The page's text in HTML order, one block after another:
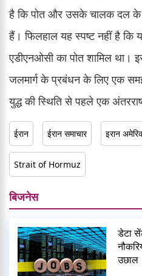
है कि पोत और उसके चालक दल के
हैं। फिलहाल यह स्पष्ट नहीं है कि
एडीएनओसी का पोत शामिल था।
जलमार्ग के प्रबंधन के लिए एक
युद्ध की स्थिति से पहले एक
ईरान ईरान समाचार इरान
Strait of Hormuz
बिजनेस
डेटा
उछाल